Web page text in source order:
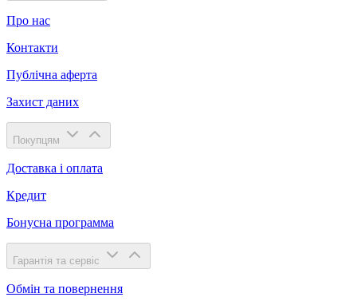
Про нас
Контакти
Публічна аферта
Захист даних
Покупцям
Доставка і оплата
Кредит
Бонусна программа
Гарантія та сервіс
Обмін та повернення